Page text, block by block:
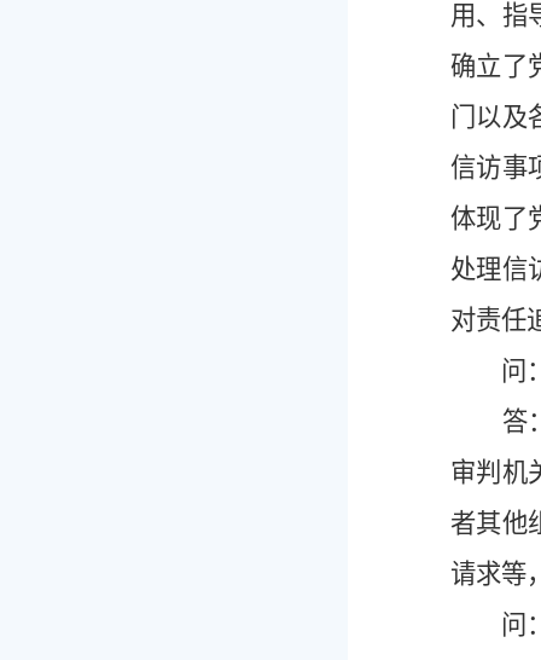
用、指
确立了
门以及
信访事
体现了
处理信
对责任
问：
答：
审判机
者其他
请求等
问：